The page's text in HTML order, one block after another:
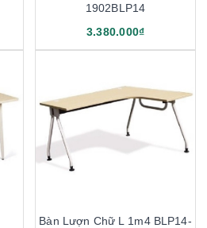
1902BLP14
3.380.000₫
Bàn Lượn Chữ L 1m4 BLP14-